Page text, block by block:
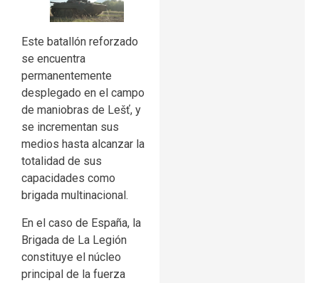
Este batallón reforzado
se encuentra
permanentemente
desplegado en el campo
de maniobras de Lešť, y
se incrementan sus
medios hasta alcanzar la
totalidad de sus
capacidades como
brigada multinacional.
En el caso de España, la
Brigada de La Legión
constituye el núcleo
principal de la fuerza